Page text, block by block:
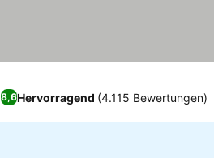
8,6Hervorragend (4.115 Bewertungen)